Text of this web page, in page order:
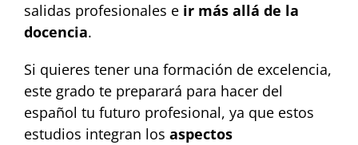
salidas profesionales e ir más allá de la
docencia.
Si quieres tener una formación de excelencia,
este grado te preparará para hacer del
español tu futuro profesional, ya que estos
estudios integran los aspectos